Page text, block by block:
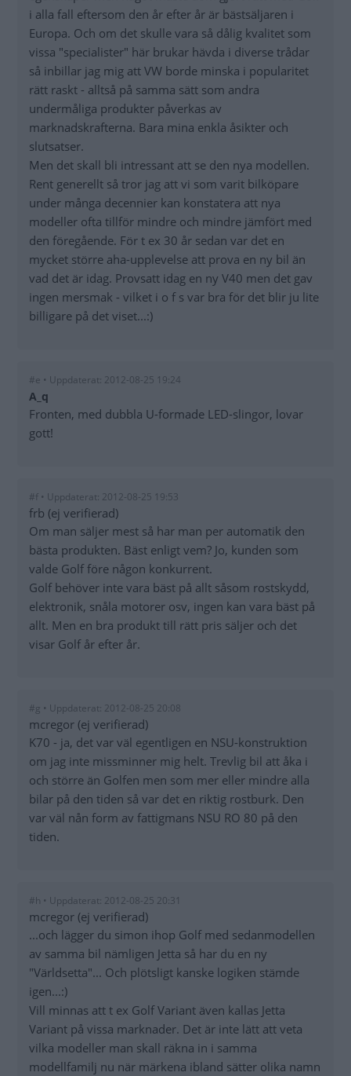
i alla fall eftersom den år efter år är bästsäljaren i
Europa. Och om det skulle vara så dålig kvalitet som
vissa "specialister" här brukar hävda i diverse trådar
så inbillar jag mig att VW borde minska i popularitet
rätt raskt - alltså på samma sätt som andra
undermåliga produkter påverkas av
marknadskrafterna. Bara mina enkla åsikter och
slutsatser.
Men det skall bli intressant att se den nya modellen.
Rent generellt så tror jag att vi som varit bilköpare
under många decennier kan konstatera att nya
modeller ofta tillför mindre och mindre jämfört med
den föregående. För t ex 30 år sedan var det en
mycket större aha-upplevelse att prova en ny bil än
vad det är idag. Provsatt idag en ny V40 men det gav
ingen mersmak - vilket i o f s var bra för det blir ju lite
billigare på det viset...:)
#e • Uppdaterat: 2012-08-25 19:24
A_q
Fronten, med dubbla U-formade LED-slingor, lovar
gott!
#f • Uppdaterat: 2012-08-25 19:53
frb (ej verifierad)
Om man säljer mest så har man per automatik den
bästa produkten. Bäst enligt vem? Jo, kunden som
valde Golf före någon konkurrent.
Golf behöver inte vara bäst på allt såsom rostskydd,
elektronik, snåla motorer osv, ingen kan vara bäst på
allt. Men en bra produkt till rätt pris säljer och det
visar Golf år efter år.
#g • Uppdaterat: 2012-08-25 20:08
mcregor (ej verifierad)
K70 - ja, det var väl egentligen en NSU-konstruktion
om jag inte missminner mig helt. Trevlig bil att åka i
och större än Golfen men som mer eller mindre alla
bilar på den tiden så var det en riktig rostburk. Den
var väl nån form av fattigmans NSU RO 80 på den
tiden.
#h • Uppdaterat: 2012-08-25 20:31
mcregor (ej verifierad)
...och lägger du simon ihop Golf med sedanmodellen
av samma bil nämligen Jetta så har du en ny
"Världsetta"... Och plötsligt kanske logiken stämde
igen...:)
Vill minnas att t ex Golf Variant även kallas Jetta
Variant på vissa marknader. Det är inte lätt att veta
vilka modeller man skall räkna in i samma
modellfamilj nu när märkena ibland sätter olika namn